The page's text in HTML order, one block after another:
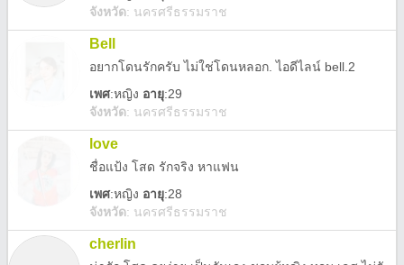
จังหวัด: นครศรีธรรมราช
Bell
อยากโดนรักครับ ไม่ใช่โดนหลอก. ไอดีไลน์ bell.2
เพศ:หญิง อายุ:29
จังหวัด: นครศรีธรรมราช
love
ชื่อแป้ง โสด รักจริง หาแฟน
เพศ:หญิง อายุ:28
จังหวัด: นครศรีธรรมราช
cherlin